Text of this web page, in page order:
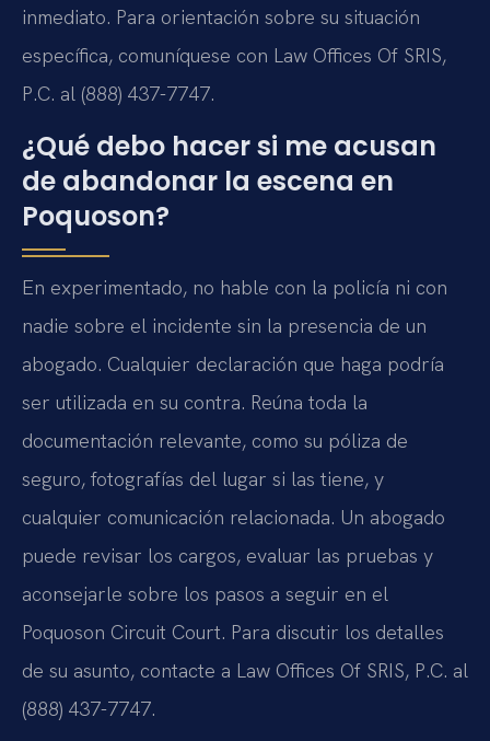
inmediato. Para orientación sobre su situación
específica, comuníquese con Law Offices Of SRIS,
P.C. al (888) 437-7747.
¿Qué debo hacer si me acusan
de abandonar la escena en
Poquoson?
En experimentado, no hable con la policía ni con
nadie sobre el incidente sin la presencia de un
abogado. Cualquier declaración que haga podría
ser utilizada en su contra. Reúna toda la
documentación relevante, como su póliza de
seguro, fotografías del lugar si las tiene, y
cualquier comunicación relacionada. Un abogado
puede revisar los cargos, evaluar las pruebas y
aconsejarle sobre los pasos a seguir en el
Poquoson Circuit Court. Para discutir los detalles
de su asunto, contacte a Law Offices Of SRIS, P.C. al
(888) 437-7747.